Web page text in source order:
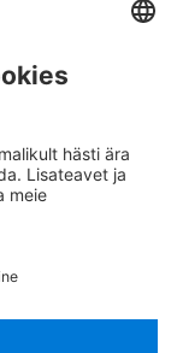
03.2 ID-Nr.: 212.2